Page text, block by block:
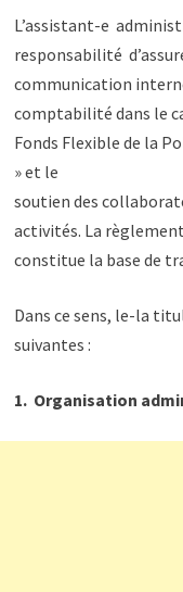
L’assistant-e
responsabilité
communication
comptabilité dans le
Fonds Flexible de la
» et le
soutien des
activités. La
constitue la base de
Dans ce sens, le-la
suivantes :
1. Organisation